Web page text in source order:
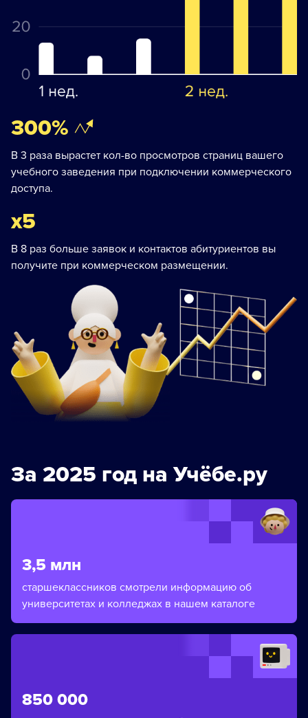
300%
В 3 раза вырастет кол-во просмотров страниц вашего
учебного заведения при подключении коммерческого
доступа.
х5
В 8 раз больше заявок и контактов абитуриентов вы
получите при коммерческом размещении.
За 2025 год на Учёбе.ру
3,5 млн
старшеклассников смотрели информацию об
университетах и колледжах в нашем каталоге
850 000